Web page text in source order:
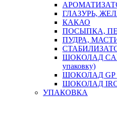
ГЛАЗУРЬ,
КАКАО
ПОСЫПКА,
ПУДРА,
ШОКОЛАД
упаковку)
ШОКОЛАД GP
ШОКОЛАД IRCA
УПАКОВКА